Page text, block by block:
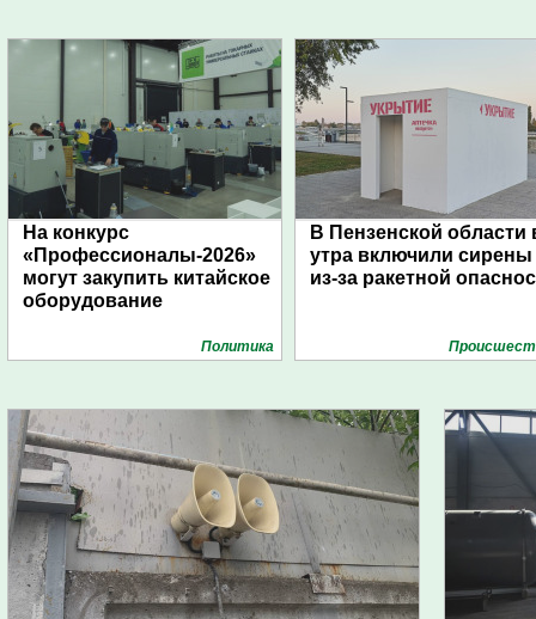
На конкурс
«Профессионалы-2026»
могут закупить китайское
оборудование
Политика
В Пензенской области
утра включили сирены
из-за ракетной